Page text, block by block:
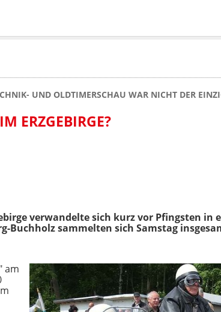
UND OLDTIMERSCHAU WAR NICHT DER
ERZGEBIRGE?
verwandelte sich kurz vor Pfingsten in
sammelten sich Samstag
" am